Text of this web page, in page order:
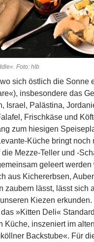
Foto: hlb
sich östlich die Sonne
insbesondere das
Israel, Palästina,
Frischkäse und
zum hiesigen
Küche bringt noch
Mezze-Teller und -
geleert werden
aus Kichererbsen,
zaubern lässt, lässt sich
Kiezen erkunden.
»Kitten Deli«
Küche, inszeniert im
Backstube«. Für